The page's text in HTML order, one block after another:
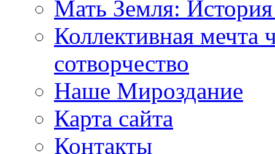
Мать Земля: История
Коллективная мечта
сотворчество
Наше Мироздание
Карта сайта
Контакты